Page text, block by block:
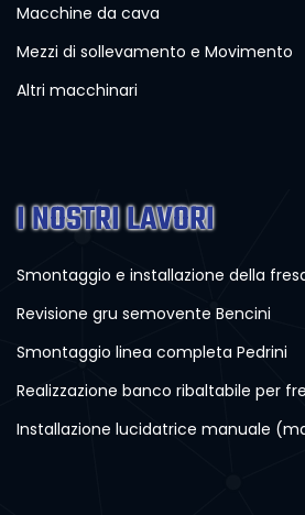
Macchine da cava
Mezzi di sollevamento e Movimento
Altri macchinari
I NOSTRI LAVORI
Smontaggio e installazione della
Revisione gru semovente Bencini
Smontaggio linea completa Pedrini
Realizzazione banco ribaltabile per
Installazione lucidatrice manuale